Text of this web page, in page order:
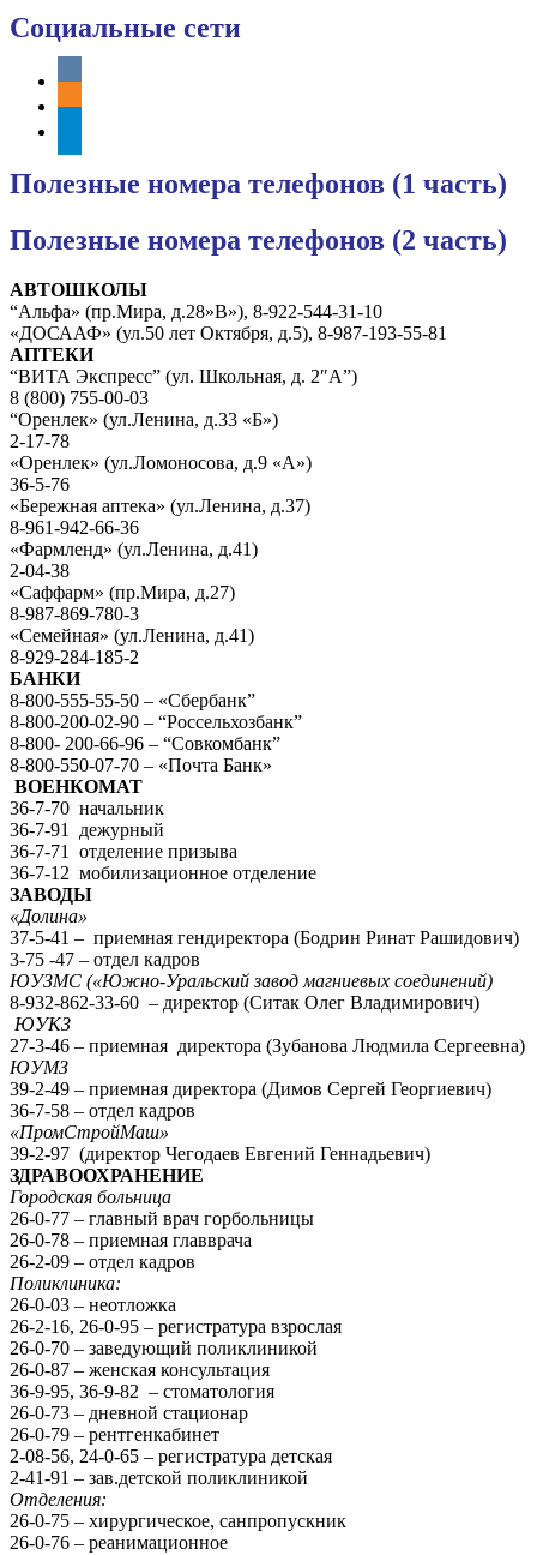
Социальные сети
vkontakte
odnoklassniki
Полезные номера телефонов (1 часть)
Полезные номера телефонов (2 часть)
АВТОШКОЛЫ
“Альфа» (пр.Мира, д.28»В»), 8-922-544-31-10
«ДОСААФ» (ул.50 лет Октября, д.5), 8-987-193-55-81
АПТЕКИ
“ВИТА Экспресс” (ул. Школьная, д. 2″А”)
8 (800) 755-00-03
“Оренлек» (ул.Ленина, д.33 «Б»)
2-17-78
«Оренлек» (ул.Ломоносова, д.9 «А»)
36-5-76
«Бережная аптека» (ул.Ленина, д.37)
8-961-942-66-36
«Фармленд» (ул.Ленина, д.41)
2-04-38
«Саффарм» (пр.Мира, д.27)
8-987-869-780-3
«Семейная» (ул.Ленина, д.41)
8-929-284-185-2
БАНКИ
8-800-555-55-50 – «Сбербанк”
8-800-200-02-90 – “Россельхозбанк”
8-800- 200-66-96 – “Совкомбанк”
8-800-550-07-70 – «Почта Банк»
ВОЕНКОМАТ
36-7-70 начальник
36-7-91 дежурный
36-7-71 отделение призыва
36-7-12 мобилизационное отделение
ЗАВОДЫ
«Долина»
37-5-41 – приемная гендиректора (Бодрин Ринат Рашидович)
3-75 -47 – отдел кадров
ЮУЗМС («Южно-Уральский завод магниевых соединений)
8-932-862-33-60 – директор (Ситак Олег Владимирович)
ЮУКЗ
27-3-46 – приемная директора (Зубанова Людмила Сергеевна)
ЮУМЗ
39-2-49 – приемная директора (Димов Сергей Георгиевич)
36-7-58 – отдел кадров
«ПромСтройМаш»
39-2-97 (директор Чегодаев Евгений Геннадьевич)
ЗДРАВООХРАНЕНИЕ
Городская больница
26-0-77 – главный врач горбольницы
26-0-78 – приемная главврача
26-2-09 – отдел кадров
Поликлиника:
26-0-03 – неотложка
26-2-16, 26-0-95 – регистратура взрослая
26-0-70 – заведующий поликлиникой
26-0-87 – женская консультация
36-9-95, 36-9-82 – стоматология
26-0-73 – дневной стационар
26-0-79 – рентгенкабинет
2-08-56, 24-0-65 – регистратура детская
2-41-91 – зав.детской поликлиникой
Отделения:
26-0-75 – хирургическое, санпропускник
26-0-76 – реанимационное